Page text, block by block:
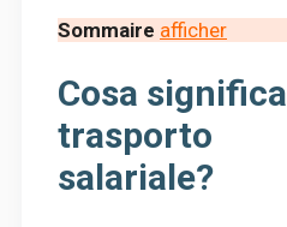
Sommaire afficher
Cosa significa
trasporto
salariale?